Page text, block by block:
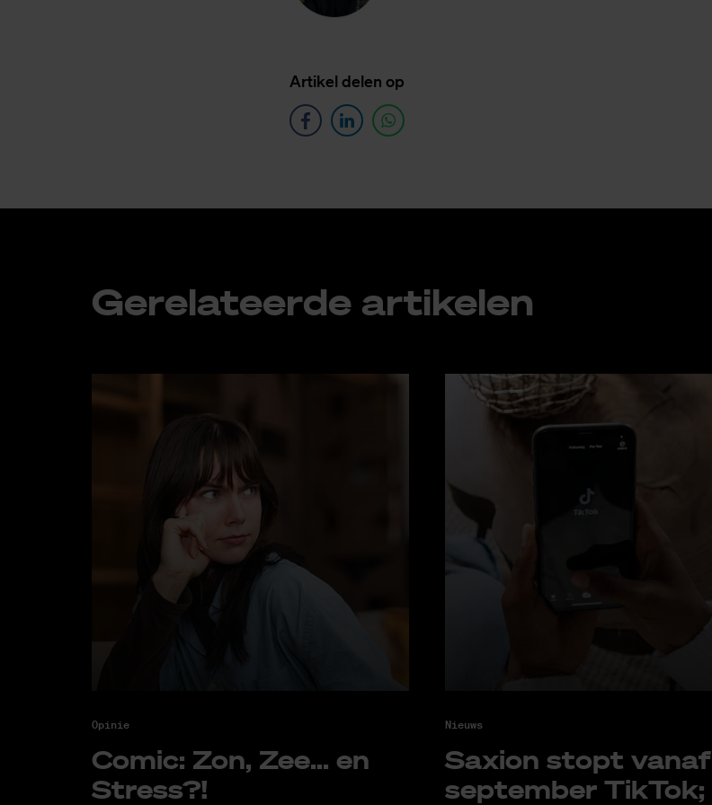
Ar­ti­kel de­len op
Ge­re­la­teer­de ar­ti­ke­len
Opinie
Co­mic: Zon, Zee... en
Stress?!
Nieuws
Saxi­on stopt van­af
sep­tem­ber Tik­Tok;